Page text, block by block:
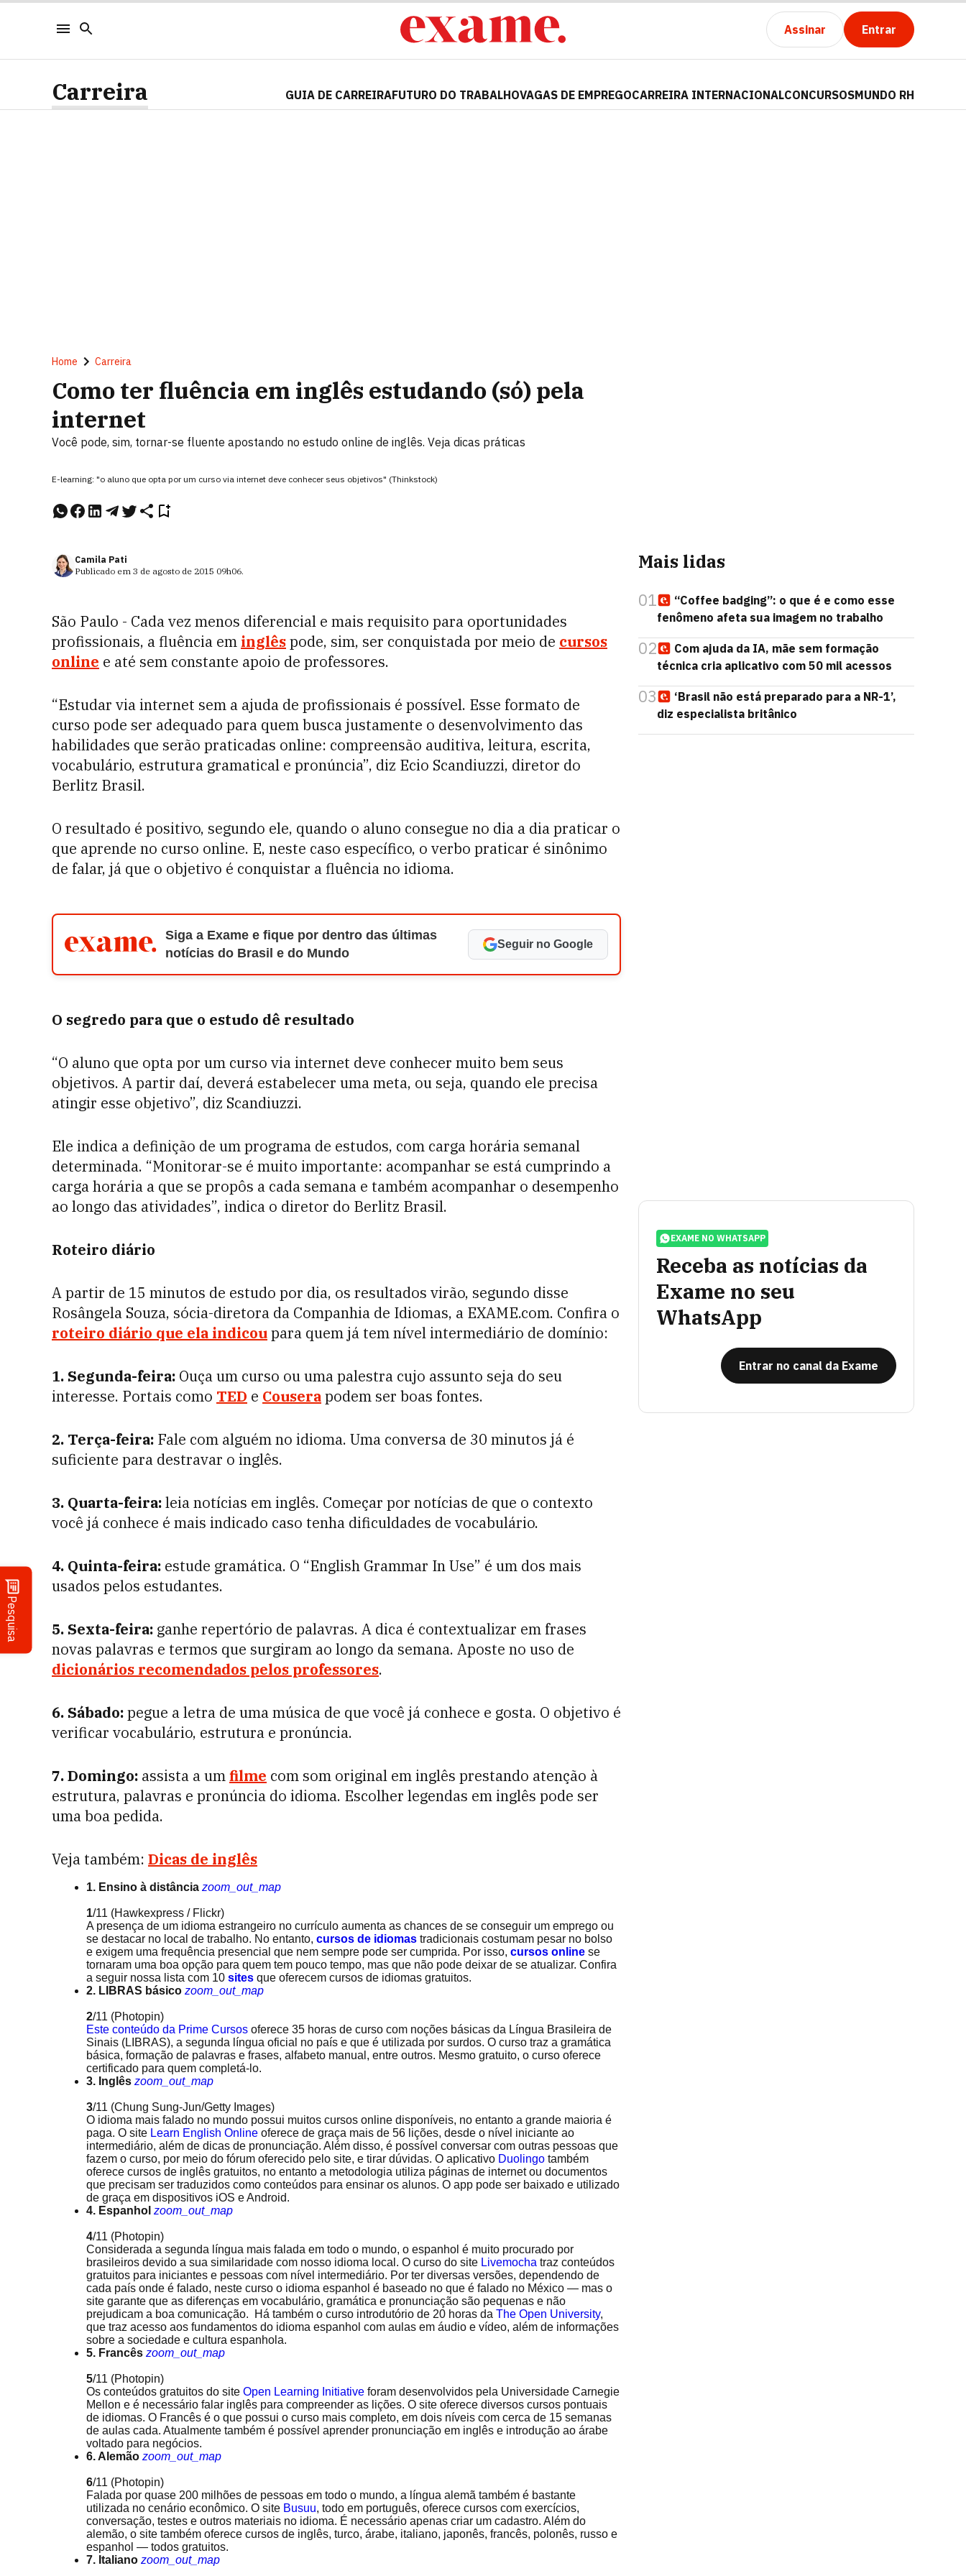
Assinar Entrar
Pesquisa
Carreira GUIA DE CARREIRAFUTURO DO TRABALHOVAGAS DE EMPREGOCARREIRA INTERNACIONALCONCURSOSMUNDO RH
Home Carreira
Como ter fluência em inglês estudando (só) pela
internet
Você pode, sim, tornar-se fluente apostando no estudo online de inglês. Veja dicas práticas
E-learning: "o aluno que opta por um curso via internet deve conhecer seus objetivos" (Thinkstock)
Camila Pati
Publicado em 3 de agosto de 2015 09h06.
São Paulo - Cada vez menos diferencial e mais requisito para oportunidades
profissionais, a fluência em inglêspode, sim, ser conquistada por meio de cursos
online e até sem constante apoio de professores.
“Estudar via internet sem a ajuda de profissionais é possível. Esse formato de
curso pode ser adequado para quem busca justamente o desenvolvimento das
habilidades que serão praticadas online: compreensão auditiva, leitura, escrita,
vocabulário, estrutura gramatical e pronúncia”, diz Ecio Scandiuzzi, diretor do
Berlitz Brasil.
O resultado é positivo, segundo ele, quando o aluno consegue no dia a dia praticar o
que aprende no curso online. E, neste caso específico, o verbo praticar é sinônimo
de falar, já que o objetivo é conquistar a fluência no idioma.
Siga a Exame e fique por dentro das últimas
notícias do Brasil e do Mundo
Seguir no Google
O segredo para que o estudo dê resultado
“O aluno que opta por um curso via internet deve conhecer muito bem seus
objetivos. A partir daí, deverá estabelecer uma meta, ou seja, quando ele precisa
atingir esse objetivo”, diz Scandiuzzi.
Ele indica a definição de um programa de estudos, com carga horária semanal
determinada. “Monitorar-se é muito importante: acompanhar se está cumprindo a
carga horária a que se propôs a cada semana e também acompanhar o desempenho
ao longo das atividades”, indica o diretor do Berlitz Brasil.
Roteiro diário
A partir de 15 minutos de estudo por dia, os resultados virão, segundo disse
Rosângela Souza, sócia-diretora da Companhia de Idiomas, a EXAME.com. Confira o
roteiro diário que ela indicoupara quem já tem nível intermediário de domínio:
1. Segunda-feira: Ouça um curso ou uma palestra cujo assunto seja do seu
interesse. Portais como TED e Couserapodem ser boas fontes.
2. Terça-feira: Fale com alguém no idioma. Uma conversa de 30 minutos já é
suficiente para destravar o inglês.
3. Quarta-feira:leia notícias em inglês. Começar por notícias de que o contexto
você já conhece é mais indicado caso tenha dificuldades de vocabulário.
4. Quinta-feira: estude gramática. O “English Grammar In Use” é um dos mais
usados pelos estudantes.
5. Sexta-feira: ganhe repertório de palavras. A dica é contextualizar em frases
novas palavras e termos que surgiram ao longo da semana. Aposte no uso de
dicionários recomendados pelos professores.
6. Sábado:pegue a letra de uma música de que você já conhece e gosta. O objetivo é
verificar vocabulário, estrutura e pronúncia.
7. Domingo: assista a umfilme com som original em inglês prestando atenção à
estrutura, palavras e pronúncia do idioma. Escolher legendas em inglês pode ser
uma boa pedida.
Veja também: Dicas de inglês
1. Ensino à distância zoom_out_map
1/11 (Hawkexpress / Flickr)
A presença de um idioma estrangeiro no currículo aumenta as chances de se conseguir um emprego ou
se destacar no local de trabalho. No entanto, cursos de idiomas tradicionais costumam pesar no bolso
e exigem uma frequência presencial que nem sempre pode ser cumprida. Por isso, cursos online se
tornaram uma boa opção para quem tem pouco tempo, mas que não pode deixar de se atualizar. Confira
a seguir nossa lista com 10 sites que oferecem cursos de idiomas gratuitos.
2. LIBRAS básico zoom_out_map
2/11 (Photopin)
Este conteúdo da Prime Cursos oferece 35 horas de curso com noções básicas da Língua Brasileira de
Sinais (LIBRAS), a segunda língua oficial no país e que é utilizada por surdos. O curso traz a gramática
básica, formação de palavras e frases, alfabeto manual, entre outros. Mesmo gratuito, o curso oferece
certificado para quem completá-lo.
3. Inglês zoom_out_map
3/11 (Chung Sung-Jun/Getty Images)
O idioma mais falado no mundo possui muitos cursos online disponíveis, no entanto a grande maioria é
paga. O site Learn English Online oferece de graça mais de 56 lições, desde o nível iniciante ao
intermediário, além de dicas de pronunciação. Além disso, é possível conversar com outras pessoas que
fazem o curso, por meio do fórum oferecido pelo site, e tirar dúvidas. O aplicativo Duolingo também
oferece cursos de inglês gratuitos, no entanto a metodologia utiliza páginas de internet ou documentos
que precisam ser traduzidos como conteúdos para ensinar os alunos. O app pode ser baixado e utilizado
de graça em dispositivos iOS e Android.
4. Espanhol zoom_out_map
4/11 (Photopin)
Considerada a segunda língua mais falada em todo o mundo, o espanhol é muito procurado por
brasileiros devido a sua similaridade com nosso idioma local. O curso do site Livemocha traz conteúdos
gratuitos para iniciantes e pessoas com nível intermediário. Por ter diversas versões, dependendo de
cada país onde é falado, neste curso o idioma espanhol é baseado no que é falado no México — mas o
site garante que as diferenças em vocabulário, gramática e pronunciação são pequenas e não
prejudicam a boa comunicação. Há também o curso introdutório de 20 horas da The Open University,
que traz acesso aos fundamentos do idioma espanhol com aulas em áudio e vídeo, além de informações
sobre a sociedade e cultura espanhola.
5. Francês zoom_out_map
5/11 (Photopin)
Os conteúdos gratuitos do site Open Learning Initiative foram desenvolvidos pela Universidade Carnegie
Mellon e é necessário falar inglês para compreender as lições. O site oferece diversos cursos pontuais
de idiomas. O Francês é o que possui o curso mais completo, em dois níveis com cerca de 15 semanas
de aulas cada. Atualmente também é possível aprender pronunciação em inglês e introdução ao árabe
voltado para negócios.
6. Alemão zoom_out_map
6/11 (Photopin)
Falada por quase 200 milhões de pessoas em todo o mundo, a língua alemã também é bastante
utilizada no cenário econômico. O site Busuu, todo em português, oferece cursos com exercícios,
conversação, testes e outros materiais no idioma. É necessário apenas criar um cadastro. Além do
alemão, o site também oferece cursos de inglês, turco, árabe, italiano, japonês, francês, polonês, russo e
espanhol — todos gratuitos.
7. Italiano zoom_out_map
Mais lidas
01
“Coffee badging”: o que é e como esse
fenômeno afeta sua imagem no trabalho
02
Com ajuda da IA, mãe sem formação
técnica cria aplicativo com 50 mil acessos
03
‘Brasil não está preparado para a NR-1’,
diz especialista britânico
EXAME NO WHATSAPP
Receba as notícias da
Exame no seu
WhatsApp
Entrar no canal da Exame